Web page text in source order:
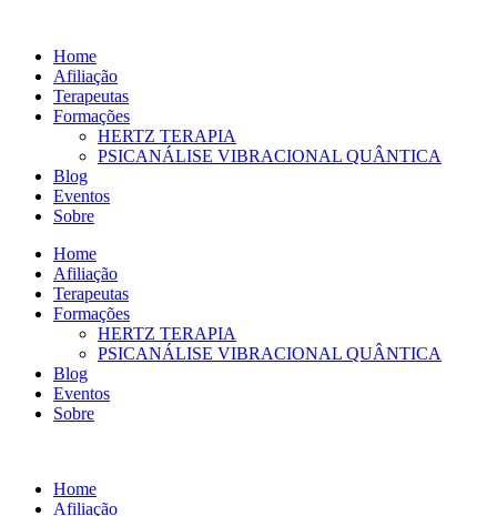
conteúdo
Home
Afiliação
Terapeutas
Formações
HERTZ TERAPIA
PSICANÁLISE VIBRACIONAL QUÂNTICA
Blog
Eventos
Sobre
Home
Afiliação
Terapeutas
Formações
HERTZ TERAPIA
PSICANÁLISE VIBRACIONAL QUÂNTICA
Blog
Eventos
Sobre
Home
Afiliação